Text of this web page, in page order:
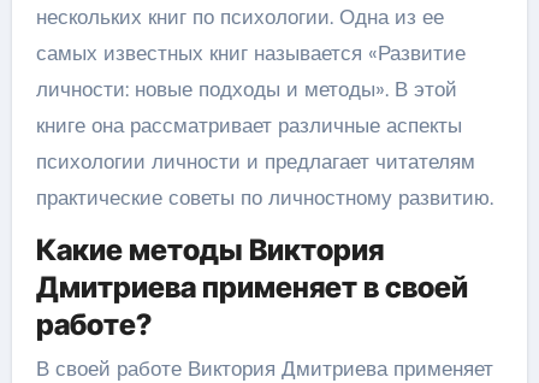
нескольких книг по психологии. Одна из ее
самых известных книг называется «Развитие
личности: новые подходы и методы». В этой
книге она рассматривает различные аспекты
психологии личности и предлагает читателям
практические советы по личностному развитию.
Какие методы Виктория
Дмитриева применяет в своей
работе?
В своей работе Виктория Дмитриева применяет